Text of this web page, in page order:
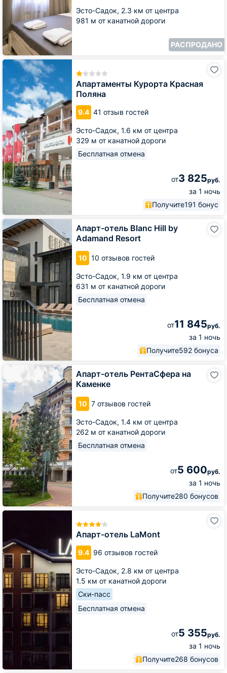
Эсто-Садок, 2.3 км от центра
981 м от канатной дороги
РАСПРОДАНО
Апартаменты Курорта Красная
Поляна
9.4 41 отзыв гостей
Эсто-Садок, 1.6 км от центра
329 м от канатной дороги
Бесплатная отмена
от3 825руб.
за 1 ночь
Получите191 бонус
Апартаменты
Курорта
Красная
Поляна
Апарт-отель Blanc Hill by
Adamand Resort
10 10 отзывов гостей
Эсто-Садок, 1.9 км от центра
631 м от канатной дороги
Бесплатная отмена
от11 845руб.
за 1 ночь
Получите592 бонуса
Апарт-
отель
Blanc
Hill
by
Adamand
Resort
Апарт-отель РентаСфера на
Каменке
10 7 отзывов гостей
Эсто-Садок, 1.4 км от центра
262 м от канатной дороги
Бесплатная отмена
от5 600руб.
за 1 ночь
Получите280 бонусов
отель
РентаСфера
Каменке
Апарт-отель LaMont
9.4 96 отзывов гостей
Эсто-Садок, 2.8 км от центра
1.5 км от канатной дороги
Ски-пасс
Бесплатная отмена
от5 355руб.
за 1 ночь
Получите268 бонусов
Апарт-